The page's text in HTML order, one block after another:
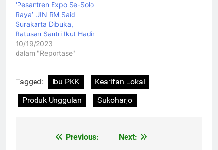
‘Pesantren Expo Se-Solo
Raya’ UIN RM Said
Surakarta Dibuka,
Ratusan Santri Ikut Hadir
10/19/2023
dalam "Reportase"
Tagged: Ibu PKK
Kearifan Lokal
Produk Unggulan
Sukoharjo
NavigasiPrevious:
Next: